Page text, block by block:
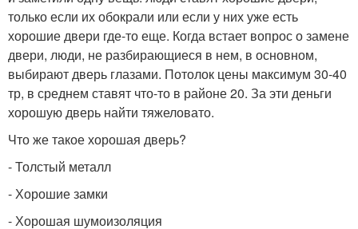
только если их обокрали или если у них уже есть
хорошие двери где-то еще. Когда встает вопрос о замене
двери, люди, не разбирающиеся в нем, в основном,
выбирают дверь глазами. Потолок цены максимум 30-40
тр, в среднем ставят что-то в районе 20. За эти деньги
хорошую дверь найти тяжеловато.
Что же такое хорошая дверь?
- Толстый металл
- Хорошие замки
- Хорошая шумоизоляция